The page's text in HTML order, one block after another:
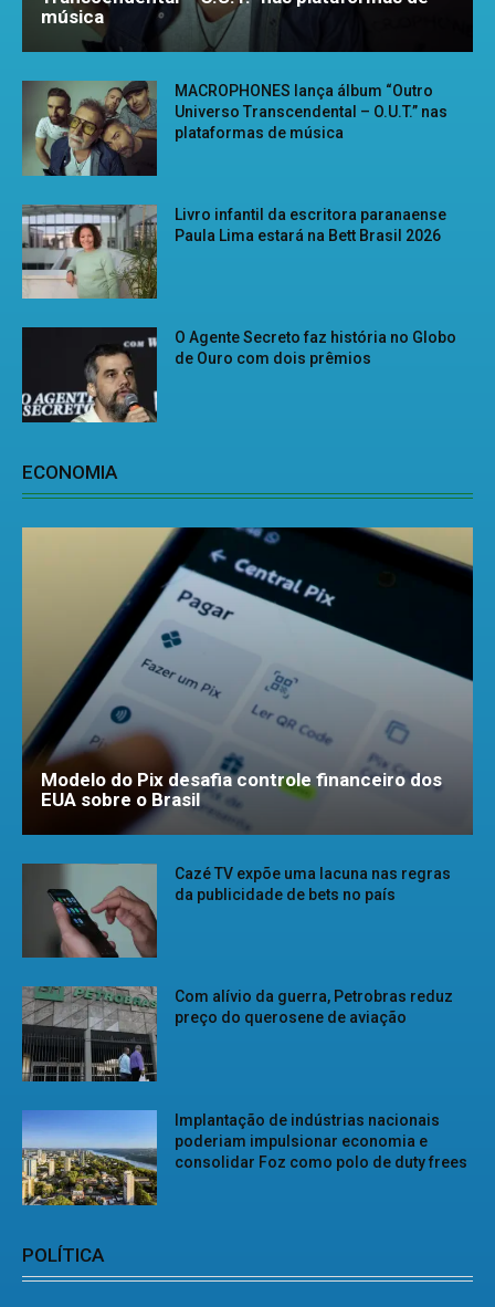
música
MACROPHONES lança álbum “Outro
Universo Transcendental – O.U.T.” nas
plataformas de música
Livro infantil da escritora paranaense
Paula Lima estará na Bett Brasil 2026
O Agente Secreto faz história no Globo
de Ouro com dois prêmios
ECONOMIA
Modelo do Pix desafia controle financeiro dos
EUA sobre o Brasil
Cazé TV expõe uma lacuna nas regras
da publicidade de bets no país
Com alívio da guerra, Petrobras reduz
preço do querosene de aviação
Implantação de indústrias nacionais
poderiam impulsionar economia e
consolidar Foz como polo de duty frees
POLÍTICA